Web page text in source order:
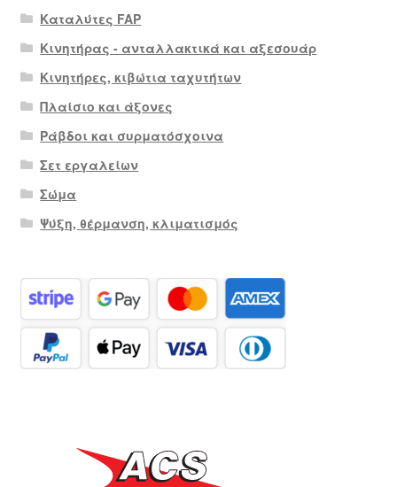
Καταλύτες FAP
Κινητήρας - ανταλλακτικά και αξεσουάρ
Κινητήρες, κιβώτια ταχυτήτων
Πλαίσιο και άξονες
Ράβδοι και συρματόσχοινα
Σετ εργαλείων
Σώμα
Ψύξη, θέρμανση, κλιματισμός